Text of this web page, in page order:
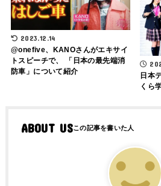
2023.12.14
@onefive、KANOさんがエキサイ
トスピーチで、 「日本の最先端消
防車」について紹介
日本
くら
ABOUT US